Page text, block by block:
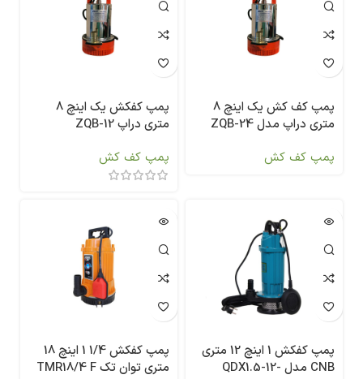
پمپ کف کش یک اینچ 8
متری دراپ مدل ZQB-24
پمپ کف کش
پمپ کفکش یک اینچ 8
متری دراپ ZQB-12
پمپ کف کش
پمپ کفکش 1 اینچ 12 متری
CNB مدل QDX1.5-12-
پمپ کفکش 1/4 1 اینچ 18
متری توان تک TMR18/4 F